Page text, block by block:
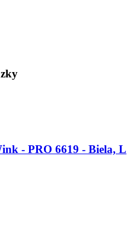
- PRO 6619 - Biela, L